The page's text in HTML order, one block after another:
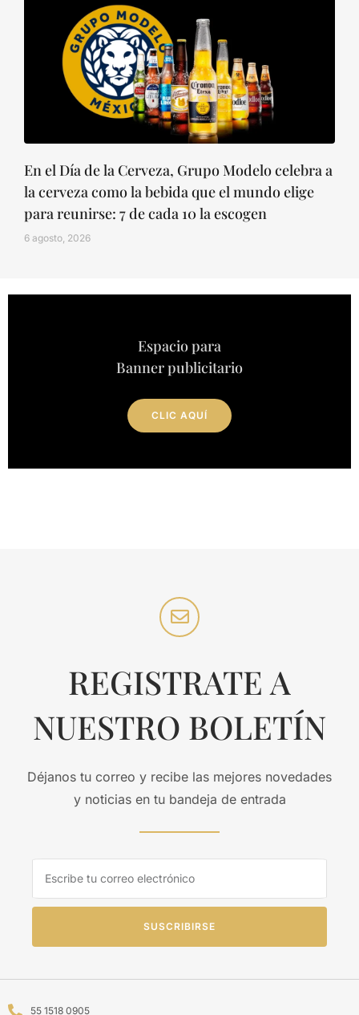
En el Día de la Cerveza, Grupo Modelo celebra a
la cerveza como la bebida que el mundo elige
para reunirse: 7 de cada 10 la escogen
6 agosto, 2026
Espacio para
Banner publicitario
CLIC AQUÍ
REGISTRATE A
NUESTRO BOLETÍN
Déjanos tu correo y recibe las mejores novedades
y noticias en tu bandeja de entrada
SUSCRIBIRSE
55 1518 0905